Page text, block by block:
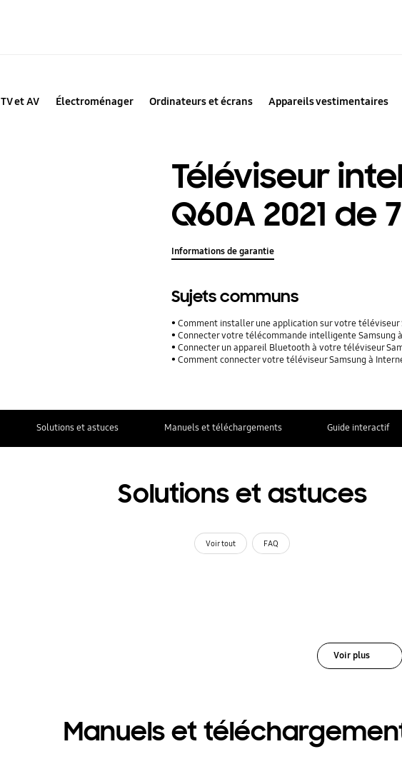
TV et AV Électroménager Ordinateurs et écrans Appareils vestimentaires
Téléviseur
Q60A 2021 de
Informations de garantie
Sujets communs
Comment installer une application sur votre téléviseur
Connecter votre télécommande intelligente Samsung
Connecter un appareil Bluetooth à votre téléviseur
Comment connecter votre téléviseur Samsung à
Solutions et astuces Manuels et téléchargements Guide interactif
Solutions et astuces
Voir tout FAQ
Voir plus
Manuels et